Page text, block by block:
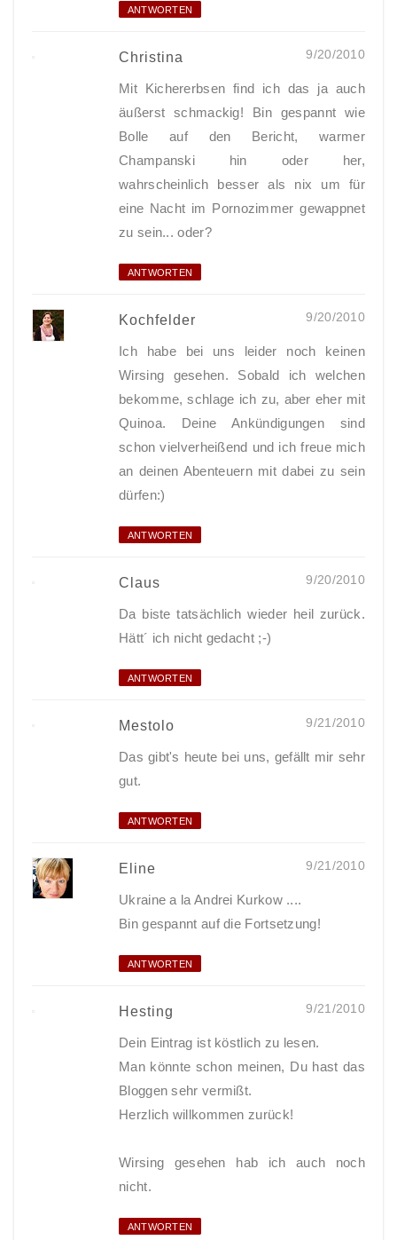
ANTWORTEN
Christina 9/20/2010
Mit Kichererbsen find ich das ja auch
äußerst schmackig! Bin gespannt wie
Bolle auf den Bericht, warmer
Champanski hin oder her,
wahrscheinlich besser als nix um für
eine Nacht im Pornozimmer gewappnet
zu sein... oder?
ANTWORTEN
Kochfelder 9/20/2010
Ich habe bei uns leider noch keinen
Wirsing gesehen. Sobald ich welchen
bekomme, schlage ich zu, aber eher mit
Quinoa. Deine Ankündigungen sind
schon vielverheißend und ich freue mich
an deinen Abenteuern mit dabei zu sein
dürfen:)
ANTWORTEN
Claus 9/20/2010
Da biste tatsächlich wieder heil zurück.
Hätt´ ich nicht gedacht ;-)
ANTWORTEN
Mestolo 9/21/2010
Das gibt's heute bei uns, gefällt mir sehr
gut.
ANTWORTEN
Eline 9/21/2010
Ukraine a la Andrei Kurkow ....
Bin gespannt auf die Fortsetzung!
ANTWORTEN
Hesting 9/21/2010
Dein Eintrag ist köstlich zu lesen.
Man könnte schon meinen, Du hast das
Bloggen sehr vermißt.
Herzlich willkommen zurück!
Wirsing gesehen hab ich auch noch
nicht.
ANTWORTEN